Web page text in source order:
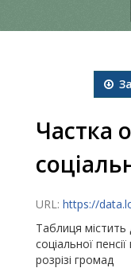
Частка
URL: https://data.loda.gov.ua/dataset/0111779b-3a60-41b2-
Таблиця містить
соціальної
розрізі громад